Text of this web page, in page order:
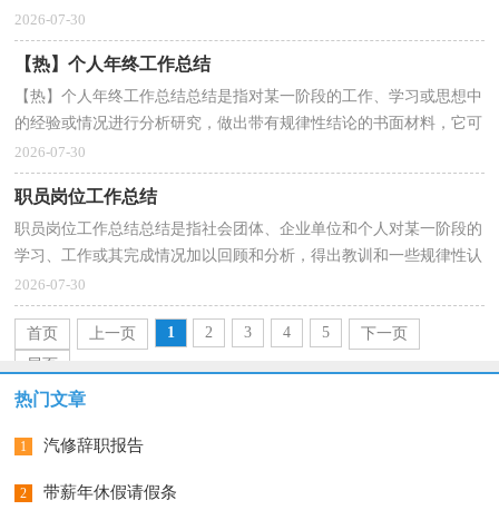
学习和工作中的优缺点，让我们好好写一份总结吧...
2026-07-30
【热】个人年终工作总结
【热】个人年终工作总结总结是指对某一阶段的工作、学习或思想中
的经验或情况进行分析研究，做出带有规律性结论的书面材料，它可
以帮助我们有寻找学习和工作中的规律，不如我们来...
2026-07-30
职员岗位工作总结
职员岗位工作总结总结是指社会团体、企业单位和个人对某一阶段的
学习、工作或其完成情况加以回顾和分析，得出教训和一些规律性认
识的一种书面材料，它可以有效锻炼我们的语言组...
2026-07-30
首页 上一页 1 2 3 4 5
下一页
尾页
热门文章
1 汽修辞职报告
2 带薪年休假请假条